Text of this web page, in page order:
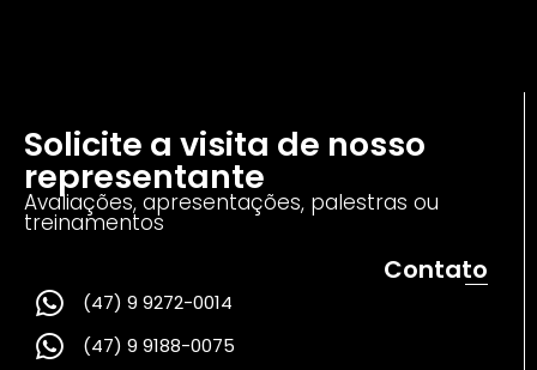
Solicite a visita de nosso
representante
Avaliações, apresentações, palestras ou
treinamentos
Contato
(47) 9 9272-0014
(47) 9 9188-0075